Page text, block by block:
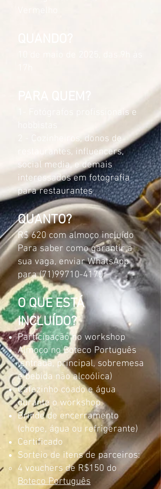
1- Fotógrafos profissionais e
2 - Cozinheiros, donos de
restaurantes, influencers,
social media, e demais
interessados em fotografia
para restaurantes
QUANTO?
R$ 620 com almoço incluído
Para saber como garantir a
sua vaga, enviar WhatsApp
para(71)99710-4170
O QUE ESTÁ
INCLUÍDO?
Participação no workshop
Almoço no Boteco Português
(entrada, principal, sobremesa
e bebida não alcoólica)
Cafezinho coado e água
durante o workshop
Brinde de encerramento
(chope, água ou refrigerante)
Certificado
Sorteio de itens de parceiros:
4 vouchers de R$150 do
Boteco Português​